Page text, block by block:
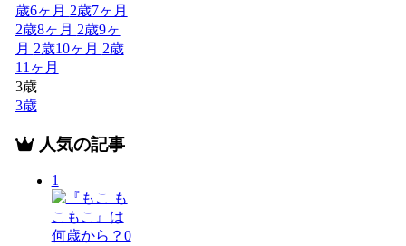
歳6ヶ月 2歳7ヶ月
2歳8ヶ月 2歳9ヶ
月 2歳10ヶ月 2歳
11ヶ月
3歳
3歳
人気の記事
1